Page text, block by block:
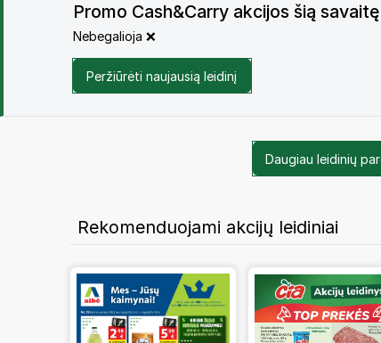
Promo Cash&Carry akcijos šią
Nebegalioja ❌
Peržiūrėti naujausią leidinį
Daugiau leidinių
Rekomenduojami akcijų leidiniai